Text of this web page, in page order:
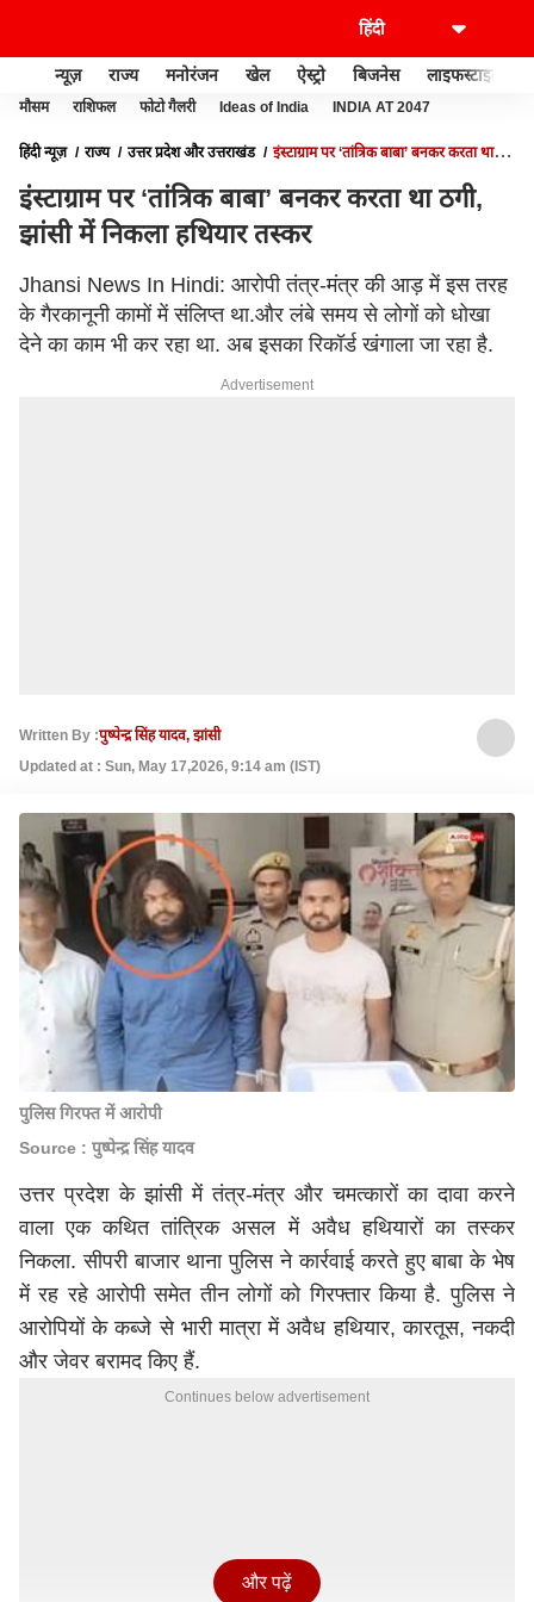
न्यूज़ राज्य मनोरंजन खेल ऐस्ट्रो बिजनेस लाइफस्टाइल
मौसम राशिफल फोटो गैलरी Ideas of India INDIA AT 2047
हिंदी न्यूज़ राज्य उत्तर प्रदेश और उत्तराखंड
इंस्टाग्राम पर ‘तांत्रिक बाबा’ बनकर करता था
इंस्टाग्राम पर ‘तांत्रिक बाबा’ बनकर करता था ठगी,
झांसी में निकला हथियार तस्कर
Jhansi News In Hindi: आरोपी तंत्र-मंत्र की आड़ में इस तरह
के गैरकानूनी कामों में संलिप्त था.और लंबे समय से लोगों को धोखा
देने का काम भी कर रहा था. अब इसका रिकॉर्ड खंगाला जा रहा है.
Advertisement
Written By :पुष्पेन्द्र सिंह यादव, झांसी
Updated at : Sun, May 17,2026, 9:14 am (IST)
पुलिस गिरफ्त में आरोपी
Source : पुष्पेन्द्र सिंह यादव
उत्तर प्रदेश के झांसी में तंत्र-मंत्र और चमत्कारों का दावा करने
वाला एक कथित तांत्रिक असल में अवैध हथियारों का तस्कर
निकला. सीपरी बाजार थाना पुलिस ने कार्रवाई करते हुए बाबा के भेष
में रह रहे आरोपी समेत तीन लोगों को गिरफ्तार किया है. पुलिस ने
आरोपियों के कब्जे से भारी मात्रा में अवैध हथियार, कारतूस, नकदी
और जेवर बरामद किए हैं.
Continues below advertisement
और पढ़ें